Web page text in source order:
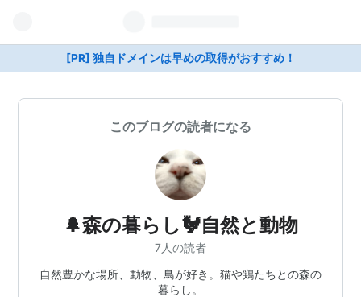
[PR] 独自ドメインは早めの取得がおすすめ！
このブログの読者になる
🌲森の暮らし🐓自然と動物
7人の読者
自然豊かな場所、動物、鳥が好き。猫や鶏たちとの森の
暮らし。